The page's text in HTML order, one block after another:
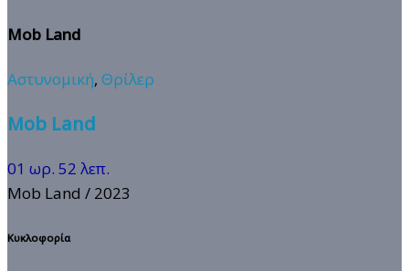
Mob Land
Αστυνομική, Θρίλερ
Mob Land
01 ωρ. 52 λεπ.
Mob Land / 2023
Κυκλοφορία